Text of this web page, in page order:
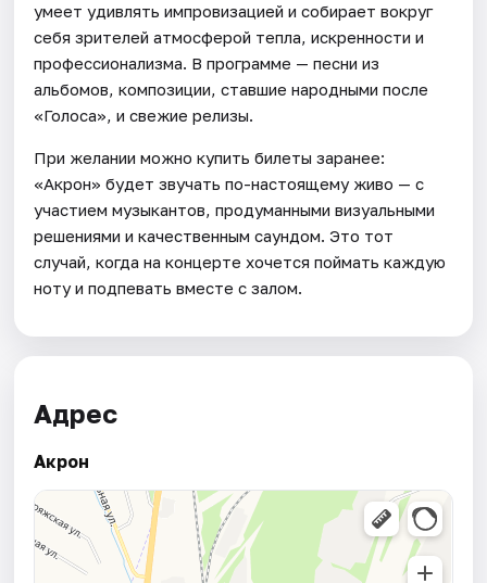
умеет удивлять импровизацией и собирает вокруг
себя зрителей атмосферой тепла, искренности и
профессионализма. В программе — песни из
альбомов, композиции, ставшие народными после
«Голоса», и свежие релизы.
При желании можно купить билеты заранее:
«Акрон» будет звучать по-настоящему живо — с
участием музыкантов, продуманными визуальными
решениями и качественным саундом. Это тот
случай, когда на концерте хочется поймать каждую
ноту и подпевать вместе с залом.
Адрес
Акрон